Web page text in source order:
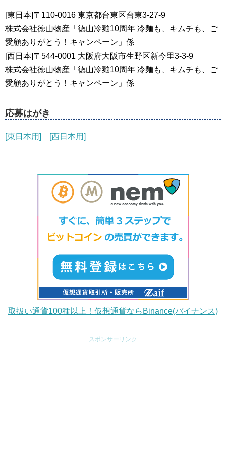
[東日本]〒110-0016 東京都台東区台東3-27-9
株式会社徳山物産「徳山冷麺10周年 冷麺も、キムチも、ご
愛顧ありがとう！キャンペーン」係
[西日本]〒544-0001 大阪府大阪市生野区新今里3-3-9
株式会社徳山物産「徳山冷麺10周年 冷麺も、キムチも、ご
愛顧ありがとう！キャンペーン」係
応募はがき
[東日本用] [西日本用]
取扱い通貨100種以上！仮想通貨ならBinance(バイナンス)
スポンサーリンク